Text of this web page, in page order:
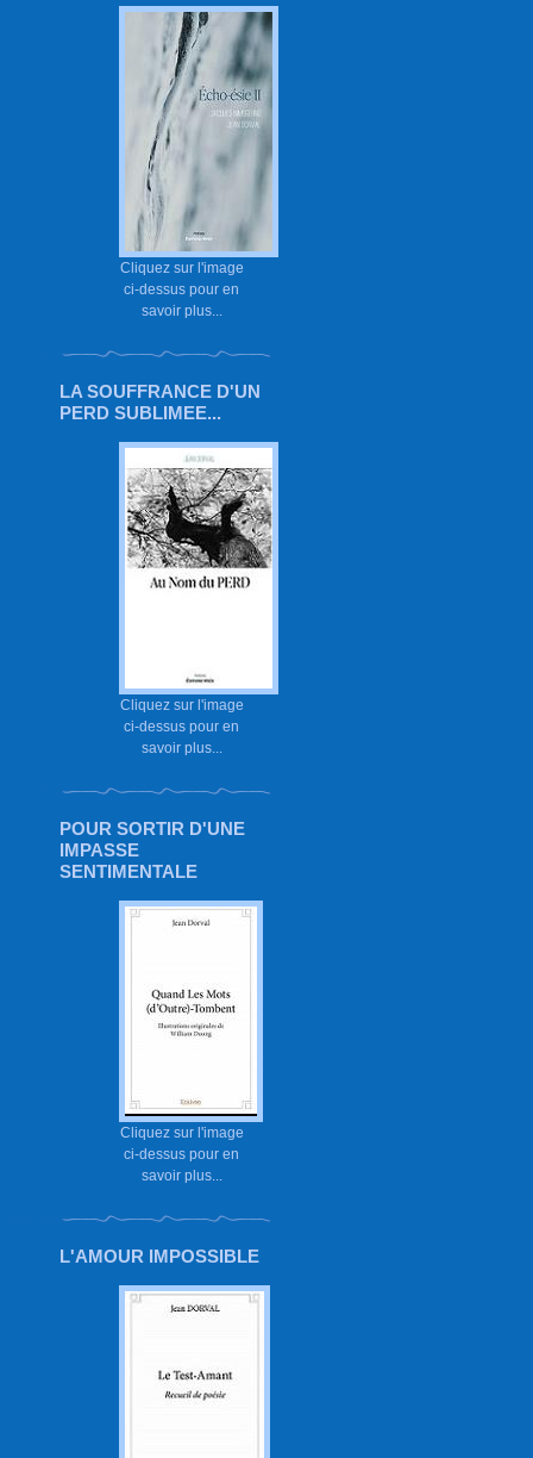
Cliquez sur l'image
ci-dessus pour en
savoir plus...
LA SOUFFRANCE D'UN
PERD SUBLIMEE...
Cliquez sur l'image
ci-dessus pour en
savoir plus...
POUR SORTIR D'UNE
IMPASSE
SENTIMENTALE
Cliquez sur l'image
ci-dessus pour en
savoir plus...
L'AMOUR IMPOSSIBLE